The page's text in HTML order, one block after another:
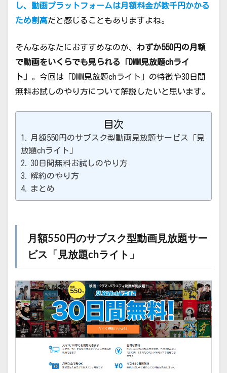
し、動画プラットフォームは月額料金が数千円かかる
ため割高だと感じることもありますよね。
そんなあなたにおすすめなのが、 わずか550円の月額
で動画をいくらでも見られる「DMM見放題chライ
ト」 。今回は「DMM見放題chライト」の特徴や30日間
無料お試しのやり方について解説したいと思います。
目次
月額550円のサブスク型動画見放題サービス「見
放題chライト」
30日間無料お試しのやり方
解約のやり方
まとめ
月額550円のサブスク型動画見放題サー
ビス「見放題chライト」